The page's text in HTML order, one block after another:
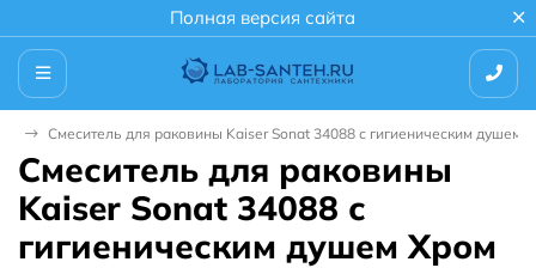
Полная версия сайта
Смеситель для раковины Kaiser Sonat 34088 с гигиеническим душем
Смеситель для раковины
Kaiser Sonat 34088 с
гигиеническим душем Хром